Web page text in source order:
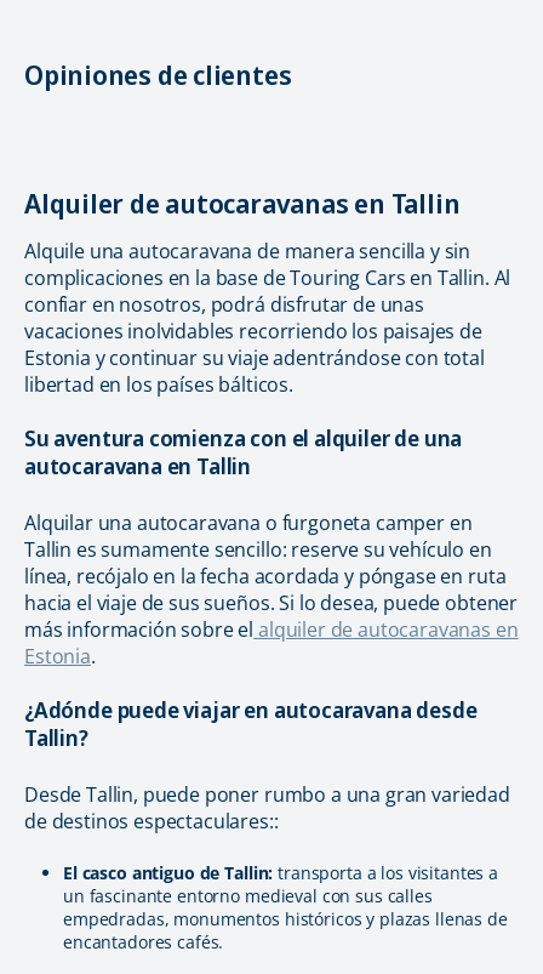
Opiniones de clientes
Alquiler de autocaravanas en Tallin
Alquile una autocaravana de manera sencilla y sin
complicaciones en la base de Touring Cars en Tallin. Al
confiar en nosotros, podrá disfrutar de unas
vacaciones inolvidables recorriendo los paisajes de
Estonia y continuar su viaje adentrándose con total
libertad en los países bálticos.
Su aventura comienza con el alquiler de una
autocaravana en Tallin
Alquilar una autocaravana o furgoneta camper en
Tallin es sumamente sencillo: reserve su vehículo en
línea, recójalo en la fecha acordada y póngase en ruta
hacia el viaje de sus sueños. Si lo desea, puede obtener
más información sobre el alquiler de autocaravanas en
Estonia.
¿Adónde puede viajar en autocaravana desde
Tallin?
Desde Tallin, puede poner rumbo a una gran variedad
de destinos espectaculares::
El casco antiguo de Tallin: transporta a los visitantes a
un fascinante entorno medieval con sus calles
empedradas, monumentos históricos y plazas llenas de
encantadores cafés.